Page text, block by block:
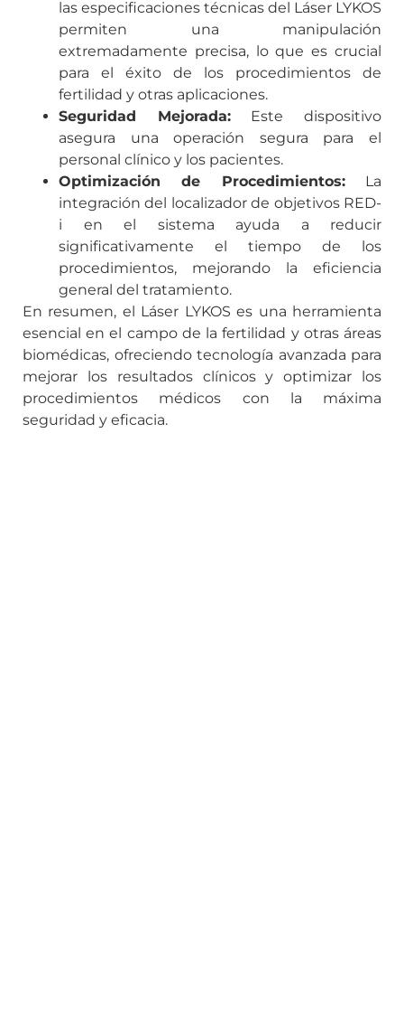
las especificaciones técnicas del Láser LYKOS
permiten una manipulación
extremadamente precisa, lo que es crucial
para el éxito de los procedimientos de
fertilidad y otras aplicaciones.
Seguridad Mejorada:Este dispositivo
asegura una operación segura para el
personal clínico y los pacientes.
Optimización de Procedimientos:La
integración del localizador de objetivos RED-
i en el sistema ayuda a reducir
significativamente el tiempo de los
procedimientos, mejorando la eficiencia
general del tratamiento.
En resumen, el Láser LYKOS es una herramienta
esencial en el campo de la fertilidad y otras áreas
biomédicas, ofreciendo tecnología avanzada para
mejorar los resultados clínicos y optimizar los
procedimientos médicos con la máxima
seguridad y eficacia.